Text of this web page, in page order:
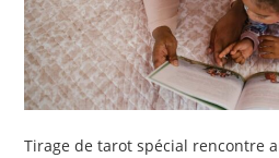
Tirage de tarot spécial rencontre